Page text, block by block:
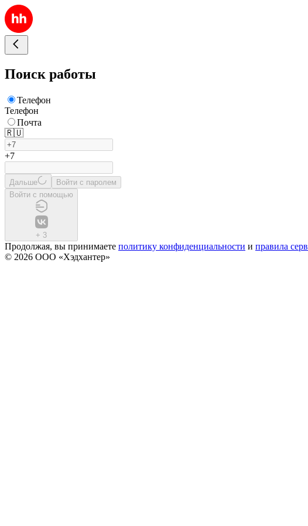
Поиск работы
Телефон
Телефон
Почта
🇷🇺
+7
Дальше
Войти с паролем
Войти с помощью
+ 3
Продолжая, вы принимаете политику конфиденциальности и правила
© 2026 ООО «Хэдхантер»